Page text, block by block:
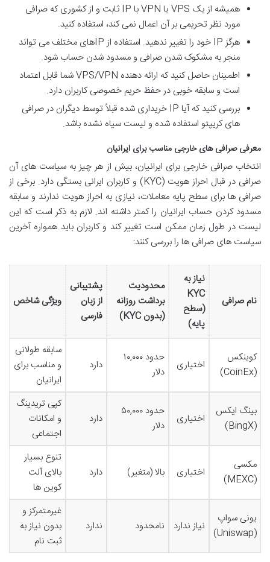
همیشه از یک VPS یا VPN با IP ثابت و از کشوری که صرافی
مورد نظر تحریمی بر آن اعمال نمی کند، استفاده کنید.
هرگز IP خود را تغییر ندهید. استفاده از IPهای مختلف می تواند
منجر به مشکوک شدن صرافی و مسدود شدن حساب شود.
اطمینان حاصل کنید که ارائه دهنده VPS/VPN شما قابل اعتماد
است و سابقه خوبی در حفظ حریم خصوصی کاربران دارد.
بررسی کنید که آیا IP خریداری شده قبلاً توسط دیگران در صرافی
های کریپتو استفاده شده و لیست سیاه نشده باشد.
معرفی صرافی های خارجی مناسب برای ایرانیان
انتخاب صرافی خارجی برای ایرانیان، بیش از هر چیز به سیاست های آن
صرافی در قبال احراز هویت (KYC) و کاربران ایرانی بستگی دارد. برخی از
صرافی ها برای سطح پایه معاملات، نیازی به احراز هویت ندارند و سابقه
مسدود کردن حساب ایرانیان را کمتر داشته اند. لازم به ذکر است که این
لیست در طول زمان ممکن است تغییر کند و کاربران باید همواره آخرین
سیاست های صرافی ها را بررسی کنند:
نام صرافی
نیاز به
KYC
(سطح
پایه)
محدودیت
برداشت روزانه
(بدون KYC)
پشتیبانی
از زبان
فارسی
ویژگی شاخص
کوینکس
(CoinEx)
اختیاری
حدود ۱۰,۰۰۰
دلار
دارد
سابقه طولانی
و مناسب برای
ایرانیان
بینگ ایکس
(BingX)
اختیاری
حدود ۵۰,۰۰۰
دلار
دارد
کپی تریدینگ
و امکانات
اجتماعی
مکسی
(MEXC)
اختیاری بالا (متغیر) دارد
تنوع بسیار
بالای آلت
کوین ها
یونی سواپ
(Uniswap)
نیاز ندارد نامحدود ندارد
غیرمتمرکز و
بدون نیاز به
ثبت نام